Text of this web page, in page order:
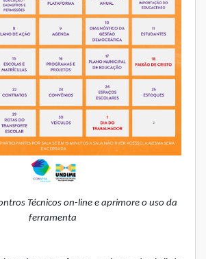
Técnicos on-line e aprimore o uso da
ferramenta